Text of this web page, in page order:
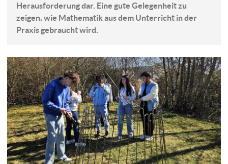
Herausforderung dar. Eine gute Gelegenheit zu
zeigen, wie Mathematik aus dem Unterricht in der
Praxis gebraucht wird.